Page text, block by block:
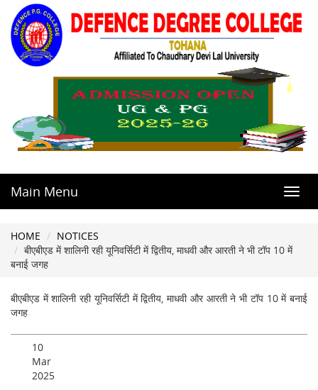
Main Menu
HOME
NOTICES
बीएबीएड में शालिनी रही यूनिवर्सिटी में द्वितीय, माधवी और आरती ने भी टॉप 10 में
बनाई जगह
बीएबीएड में शालिनी रही यूनिवर्सिटी में द्वितीय, माधवी और आरती ने भी टॉप 10 में बनाई
जगह
10
Mar
2025